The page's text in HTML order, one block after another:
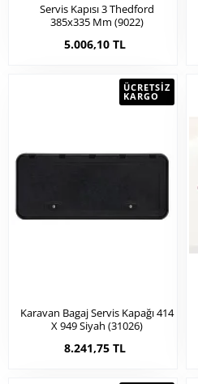
Servis Kapısı 3 Thedford
385x335 Mm (9022)
5.006,10 TL
ÜCRETSIZ
KARGO
Karavan Bagaj Servis Kapağı 414
X 949 Siyah (31026)
8.241,75 TL